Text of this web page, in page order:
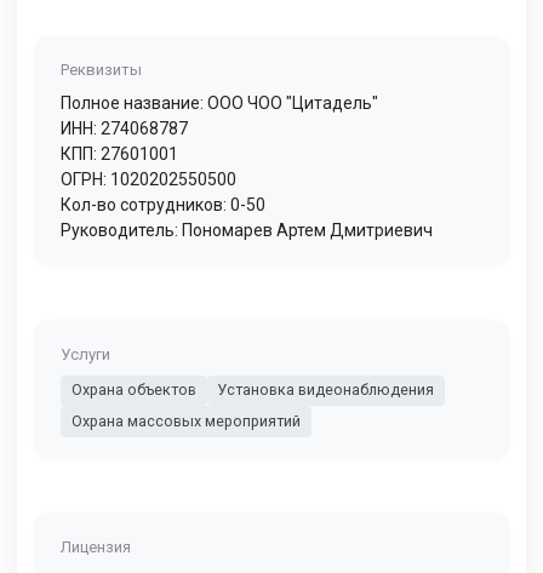
Реквизиты
Полное название: ООО ЧОО "Цитадель"
ИНН: 274068787
КПП: 27601001
ОГРН: 1020202550500
Кол-во сотрудников: 0-50
Руководитель: Пономарев Артем Дмитриевич
Услуги
Охрана объектов
Установка видеонаблюдения
Охрана массовых мероприятий
Лицензия